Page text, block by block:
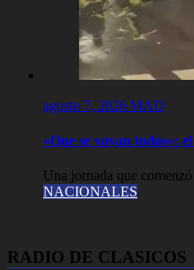
agosto 7, 2026 MAD
«Que se vayan todos»:
Una jornada que
NACIONALES
RADIO DE CLASICOS